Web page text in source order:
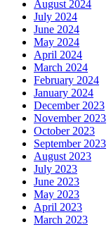
August 2024
July 2024
June 2024
May 2024
April 2024
March 2024
February 2024
January 2024
December 2023
November 2023
October 2023
September 2023
August 2023
July 2023
June 2023
May 2023
April 2023
March 2023